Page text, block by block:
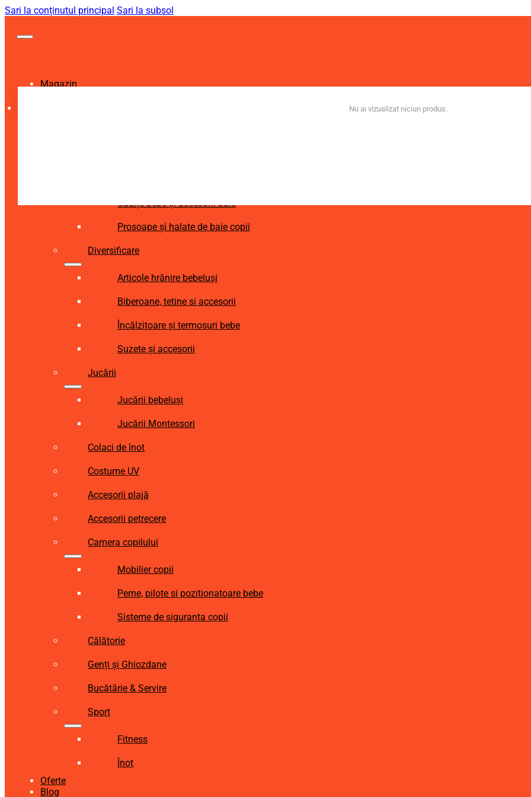
Sari la conținutul principal Sari la subsol
Magazin
Cădițe bebe și accesorii baie
Prosoape și halate de baie copii
Diversificare
Articole hrănire bebeluși
Biberoane, tetine si accesorii
Încălzitoare și termosuri bebe
Suzete și accesorii
Jucării
Jucării bebeluși
Jucării Montessori
Colaci de înot
Costume UV
Accesorii plajă
Accesorii petrecere
Camera copilului
Mobilier copii
Perne, pilote si pozitionatoare bebe
Sisteme de siguranta copii
Călătorie
Genți și Ghiozdane
Bucătărie & Servire
Sport
Fitness
Înot
Oferte
Blog
Nu ai vizualizat niciun produs.